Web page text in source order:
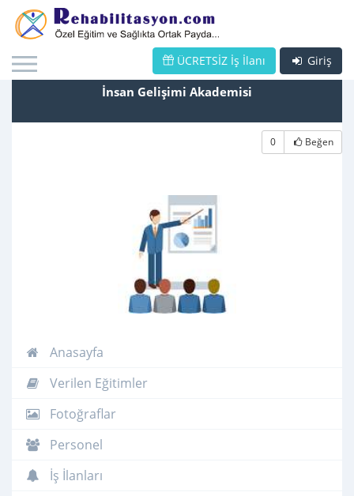
Giriş
ÜCRETSİZ İş İlanı
İnsan Gelişimi Akademisi
0 Beğen
Anasayfa
Verilen Eğitimler
Fotoğraflar
Personel
İş İlanları